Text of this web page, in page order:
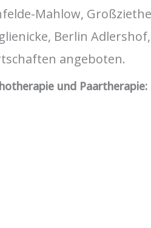
Mahlow,
Berlin
angeboten.
und Paartherapie: